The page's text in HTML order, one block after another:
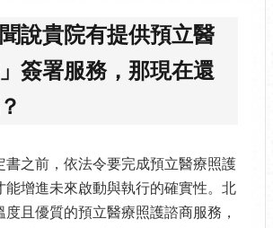
說貴院有提供預立醫
簽署服務，那現在還
書之前，依法令要完成預立醫療照護
能增進未來啟動與執行的確實性。北
且優質的預立醫療照護諮商服務，